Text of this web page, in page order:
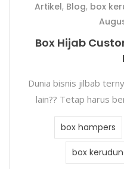
Artikel, Blog, box
Box Hijab
Dunia bisnis jilbab
lain?? Tetap harus
box hampers
box